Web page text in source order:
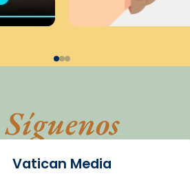
Síguenos
Vatican Media